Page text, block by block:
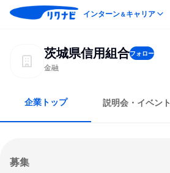
インターン＆キャリア
茨城県信用組合フォロー
金融
企業トップ 説明会・イベント
募集